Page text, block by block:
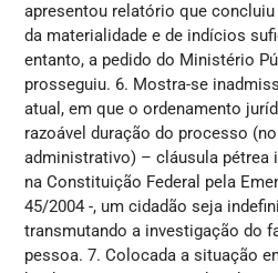
apresentou relatório que
da materialidade e de indícios
entanto, a pedido do Ministério
prosseguiu. 6. Mostra-se
atual, em que o ordenamento
razoável duração do processo
administrativo) – cláusula pétrea
na Constituição Federal pela
45/2004 -, um cidadão seja
transmutando a investigação do
pessoa. 7. Colocada a situação